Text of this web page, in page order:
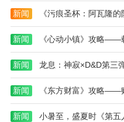
新闻
新闻 《心动小镇》攻略——
新闻 龙息：神寂×D&D第三
新闻 《东方财富》攻略——
新闻